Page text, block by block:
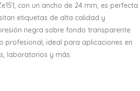
con un ancho de 24 mm, es perfecta
etiquetas de alta calidad y
negra sobre fondo transparente
profesional, ideal para aplicaciones en
laboratorios y más.